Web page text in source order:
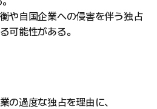
や自国企業への侵害を伴う独占
可能性がある。
の過度な独占を理由に、